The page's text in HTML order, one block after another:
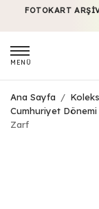
FOTOKART
MENÜ
Ana Sayfa /
Cumhuriyet Dönemi
Zarf